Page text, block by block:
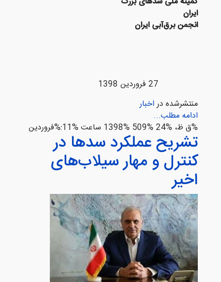
ایران
انجمن برق‌آبی ایران
منتشرشده در اخبار
ادامه مطلب...
%ق ظ، %24 %509 %1398 ساعت %11:%فروردين
تشریح عملکرد سدها در
کنترل و مهار سیلاب‌های
اخیر